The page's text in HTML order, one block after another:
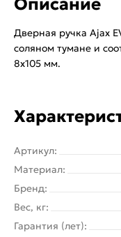
Дверная ручка Ajax
соляном тумане и
8x105 мм.
Артикул:
Материал:
Бренд:
Вес, кг:
Гарантия (лет):